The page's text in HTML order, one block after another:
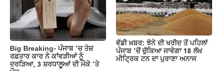
Big Breaking- ਪੰਜਾਬ ‘ਚ ਤੇਜ਼
ਰਫ਼ਤਾਰ ਕਾਰ ਨੇ ਕਾਂਵੜੀਆਂ ਨੂੰ
ਦਰੜਿਆ, 3 ਸ਼ਰਧਾਲੂਆਂ ਦੀ ਮੌਕੇ ‘ਤੇ
ਵੱਡੀ ਖ਼ਬਰ: ਝੋਨੇ ਦੀ ਖਰੀਦ ਤੋਂ ਪਹਿਲਾਂ
ਪੰਜਾਬ ‘ਚੋਂ ਚੁੱਕਿਆ ਜਾਵੇਗਾ 18 ਲੱਖ
ਮੀਟ੍ਰਿਕ ਟਨ ਦਾ ਪੁਰਾਣਾ ਅਨਾਜ